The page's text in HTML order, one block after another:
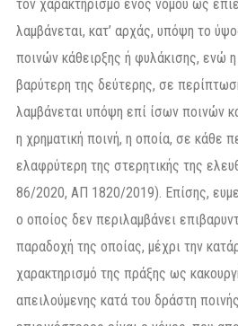
τον χαρακτηρισμό ενός νόμου ως
λαμβάνεται, κατ’ αρχάς, υπόψη το
ποινών κάθειρξης ή φυλάκισης, ενώ
βαρύτερη της δεύτερης, σε
λαμβάνεται υπόψη επί ίσων ποινών
η χρηματική ποινή, η οποία, σε κάθε
ελαφρύτερη της στερητικής της
86/2020, ΑΠ 1820/2019). Επίσης,
ο οποίος δεν περιλαμβάνει
παραδοχή της οποίας, μέχρι την
χαρακτηρισμό της πράξης ως
απειλούμενης κατά του δράστη